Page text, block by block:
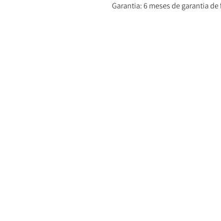
Garantia: 6 meses de garantia de